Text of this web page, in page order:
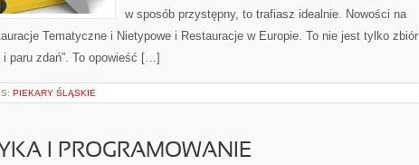
w sposób przystępny, to trafiasz idealnie. Nowości na
Tematyczne i Nietypowe i Restauracje w Europie. To nie jest tylko zbiór
i paru zdań”. To opowieść […]
PIEKARY ŚLĄSKIE
I PROGRAMOWANIE